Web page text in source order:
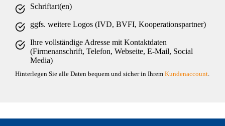
Schriftart(en)
ggfs. weitere Logos (IVD, BVFI, Kooperationspartner)
Ihre vollständige Adresse mit Kontaktdaten
(Firmenanschrift, Telefon, Webseite, E-Mail, Social
Media)
Hinterlegen Sie alle Daten bequem und sicher in Ihrem Kundenaccount